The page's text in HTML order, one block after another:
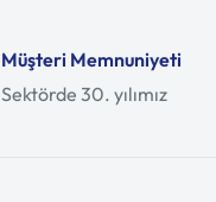
Müşteri Memnuniyeti
Sektörde 30. yılımız